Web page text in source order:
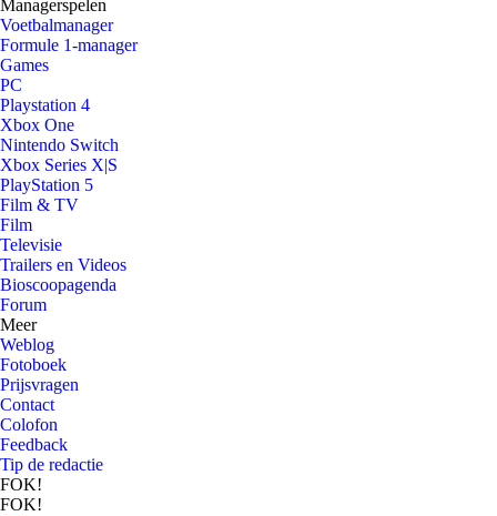
Managerspelen
Voetbalmanager
Formule 1-manager
Games
PC
Playstation 4
Xbox One
Nintendo Switch
Xbox Series X|S
PlayStation 5
Film & TV
Film
Televisie
Trailers en Videos
Bioscoopagenda
Forum
Meer
Weblog
Fotoboek
Prijsvragen
Contact
Colofon
Feedback
Tip de redactie
FOK!
FOK!